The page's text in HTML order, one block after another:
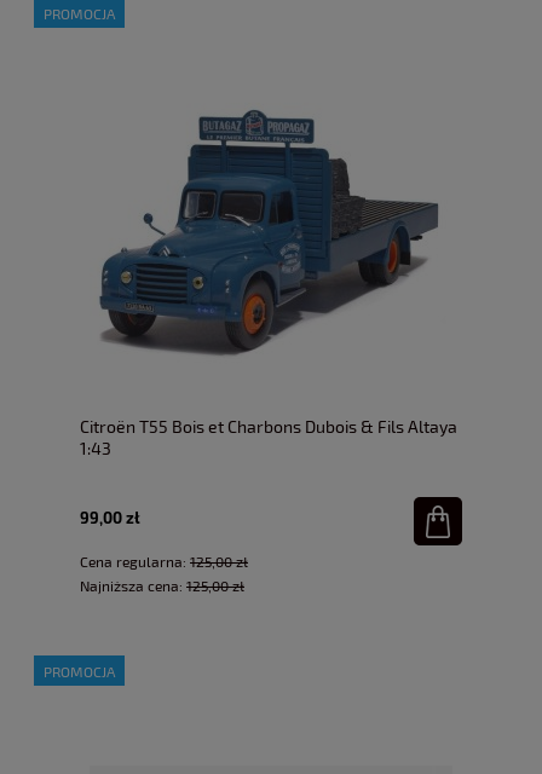
Citroën T55 Bois et Charbons Dubois & Fils Altaya
1:43
99,00 zł
Cena regularna: 125,00 zł
Najniższa cena: 125,00 zł
PROMOCJA
PROMOCJA